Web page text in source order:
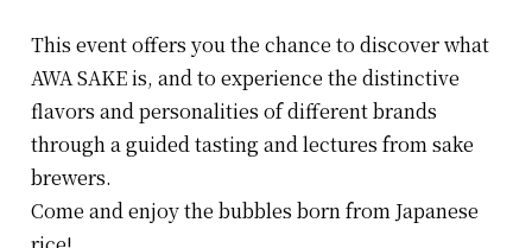
This event offers you the chance to discover what
AWA SAKE is, and to experience the distinctive
flavors and personalities of different brands
through a guided tasting and lectures from sake
brewers.
Come and enjoy the bubbles born from Japanese